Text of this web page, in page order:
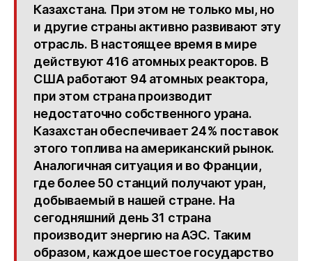
Казахстана. При этом не только мы, но
и другие страны активно развивают эту
отрасль. В настоящее время в мире
действуют 416 атомных реакторов. В
США работают 94 атомных реактора,
при этом страна производит
недостаточно собственного урана.
Казахстан обеспечивает 24% поставок
этого топлива на американский рынок.
Аналогичная ситуация и во Франции,
где более 50 станций получают уран,
добываемый в нашей стране. На
сегодняшний день 31 страна
производит энергию на АЭС. Таким
образом, каждое шестое государство